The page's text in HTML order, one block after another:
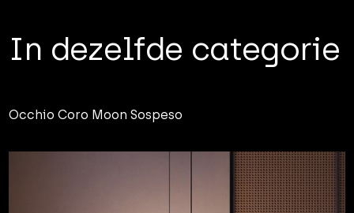
In dezelfde categorie
Occhio Coro Moon Sospeso